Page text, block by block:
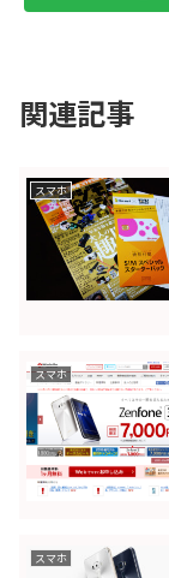
関連記事
スマホ
スマホ
スマホ